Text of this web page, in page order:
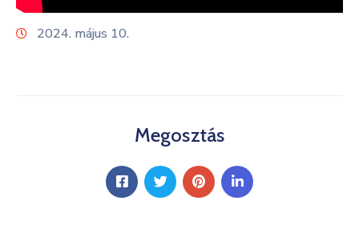
Média
2024. május 10.
Megosztás